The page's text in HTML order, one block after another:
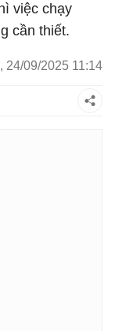
việc chạy
cần thiết.
24/09/2025 11:14